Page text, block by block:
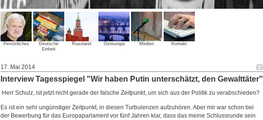
17. Mai 2014
Interview Tagesspiegel "Wir haben Putin unterschätzt, den Gewalttäter"
Herr Schulz, ist jetzt nicht gerade der falsche Zeitpunkt, um sich aus der Politik zu verabschieden?
Es ist ein sehr ungünstiger Zeitpunkt, in diesen Turbulenzen aufzuhören. Aber mir war schon bei
der Bewerbung für das Europaparlament vor fünf Jahren klar, dass das meine Schlussrunde sein
Persönliches
Deutsche
Einheit
Russland Osteuropa Medien Kontakt